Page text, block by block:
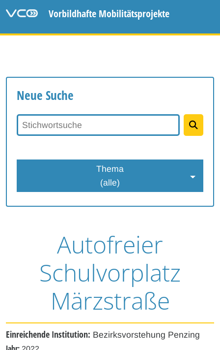
Vorbildhafte Mobilitätsprojekte
Autofreier
Schulvorplatz
Märzstraße
Einreichende Institution: Bezirksvorstehung Penzing
Neue Suche
Stichwortsuche
Thema
(alle)